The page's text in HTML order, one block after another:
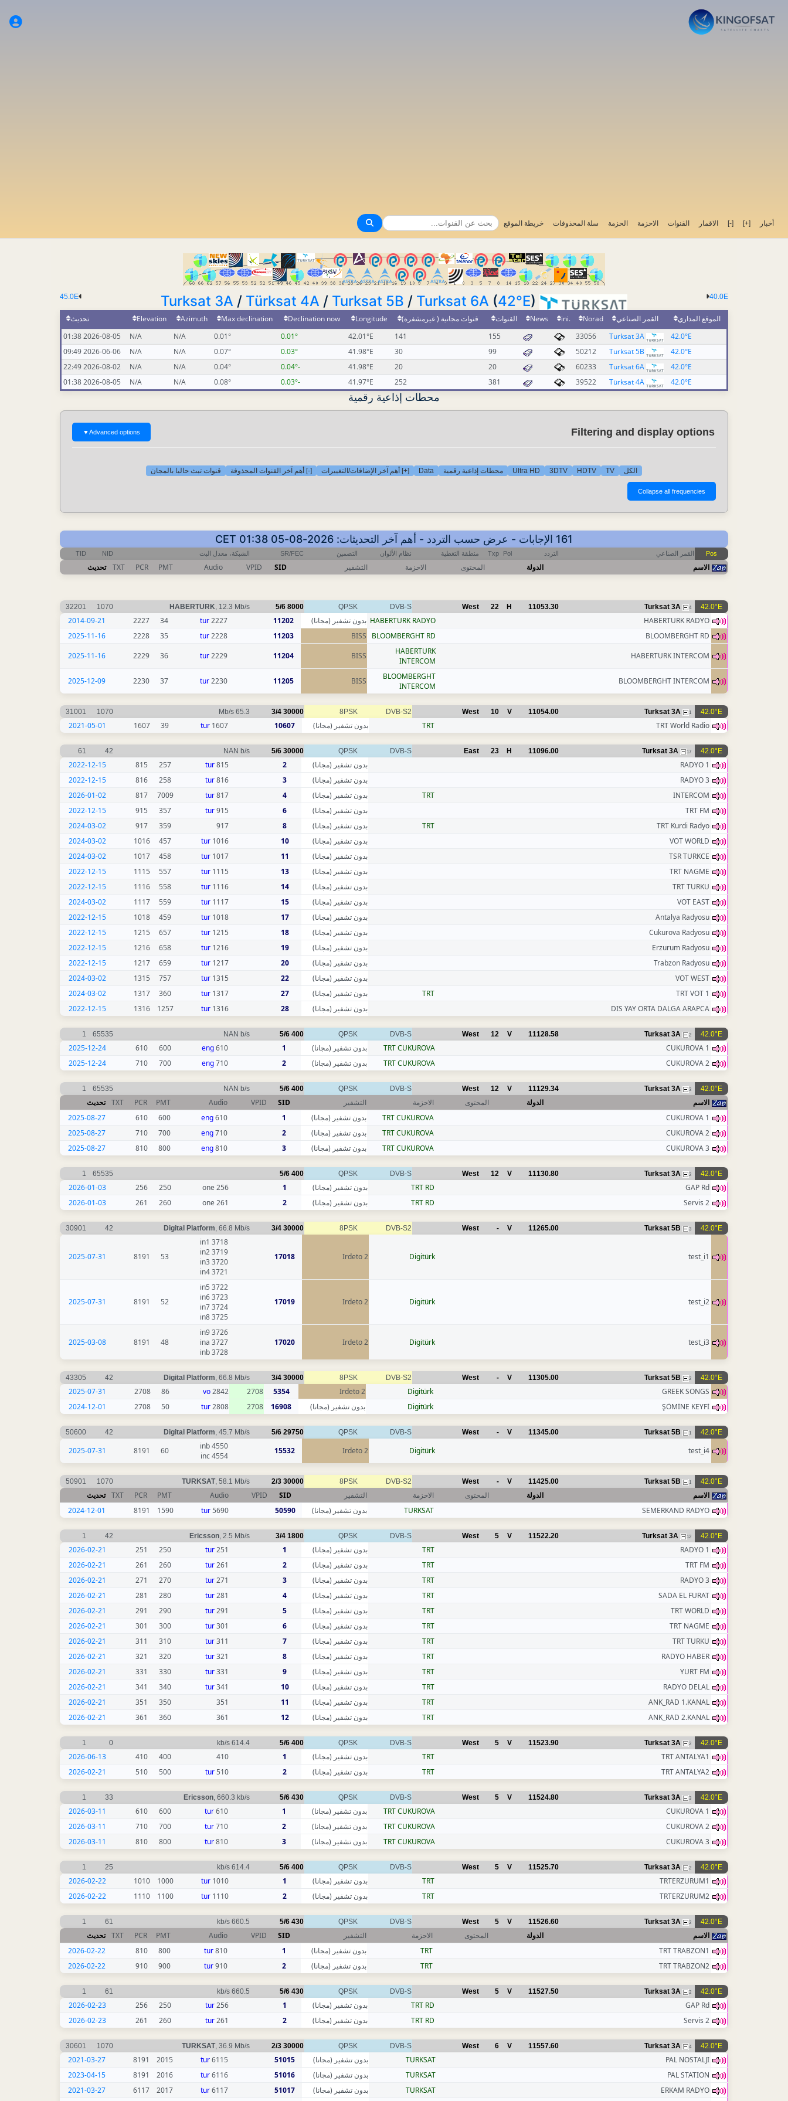
أخبار [+]
[-] الاقمار القنوات الاحزمة الحزمة سلة المحذوفات خريطة الموقع
40.0E
45.0E Turksat 3A / Türksat 4A / Turksat 5B / Turksat 6A (42°E)
الموقع المداري القمر الصناعي Norad
.ini
News القنوات قنوات مجانية ( غيرمشفرة) Longitude
Declination now
Max declination
Azimuth
Elevation
تحديث
42.0°E
Turksat 3A
33056
155
141
42.01°E
0.01°
0.01°
N/A
N/A
2026-08-05 01:38
42.0°E
Turksat 5B
50212
99
30
41.98°E
0.03°
0.07°
N/A
N/A
2026-06-06 09:49
42.0°E
Turksat 6A
60233
20
20
41.98°E
-0.04°
0.04°
N/A
N/A
2026-08-02 22:49
42.0°E
Türksat 4A
39522
381
252
41.97°E
-0.03°
0.08°
N/A
N/A
2026-08-05 01:38
محطات إذاعية رقمية
Filtering and display options
Advanced options
▼
الكل TV
HDTV
3DTV
Ultra HD محطات إذاعية رقمية Data [+] أهم آخر الإضافات/التغييرات [-] أهم آخر القنوات المحذوفة قنوات تبث حاليا بالمجان
161 الإجابات - عرض حسب التردد - أهم آخر التحديثات: 2026-08-05 01:38 CET
Pos القمر الصناعي التردد Pol
Txp منطقة التغطية نظام الألوان التضمين SR/FEC الشبكة، معدل البت NID
TID
الاسم الدولة المحتوى الاحزمة التشفير SID
VPID
Audio
PMT
PCR
TXT تحديث
42.0°E
Turksat 3A 4
11053.30
H
22
West
DVB-S
QPSK
8000
5/6
HABERTURK, 12.3 Mb/s
1070
32201
HABERTURK RADYO
HABERTURK RADYO بدون تشفير (مجانا) 11202
2227
tur
34
2227
2014-09-21
BLOOMBERGHT RD
BLOOMBERGHT RD
BISS
11203
2228
tur
35
2228
2025-11-16
HABERTURK INTERCOM
HABERTURK
INTERCOM
BISS
11204
2229
tur
36
2229
2025-11-16
BLOOMBERGHT INTERCOM
BLOOMBERGHT
INTERCOM
BISS
11205
2230
tur
37
2230
2025-12-09
42.0°E
Turksat 3A 1
11054.00
V
10
West
DVB-S2
8PSK
30000
3/4
65.3 Mb/s
1070
31001
TRT World Radio
TRT بدون تشفير (مجانا) 10607
1607
tur
39
1607
2021-05-01
42.0°E
Turksat 3A 17
11096.00
H
23
East
DVB-S
QPSK
30000
5/6
NAN b/s
42
61
RADYO 1 بدون تشفير (مجانا) 2
815
tur
257
815
2022-12-15
RADYO 3
بدون تشفير (مجانا) 3
816
tur
258
816
2022-12-15
INTERCOM
TRT بدون تشفير (مجانا) 4
817
tur
7009
817
2026-01-02
TRT FM
بدون تشفير (مجانا) 6
915
tur
357
915
2022-12-15
TRT Kurdi Radyo
TRT بدون تشفير (مجانا) 8
917
359
917
2024-03-02
VOT WORLD
بدون تشفير (مجانا) 10
1016
tur
457
1016
2024-03-02
TSR TURKCE
بدون تشفير (مجانا) 11
1017
tur
458
1017
2024-03-02
TRT NAGME
بدون تشفير (مجانا) 13
1115
tur
557
1115
2022-12-15
TRT TURKU
بدون تشفير (مجانا) 14
1116
tur
558
1116
2022-12-15
VOT EAST
بدون تشفير (مجانا) 15
1117
tur
559
1117
2024-03-02
Antalya Radyosu
بدون تشفير (مجانا) 17
1018
tur
459
1018
2022-12-15
Cukurova Radyosu
بدون تشفير (مجانا) 18
1215
tur
657
1215
2022-12-15
Erzurum Radyosu
بدون تشفير (مجانا) 19
1216
tur
658
1216
2022-12-15
Trabzon Radyosu
بدون تشفير (مجانا) 20
1217
tur
659
1217
2022-12-15
VOT WEST
بدون تشفير (مجانا) 22
1315
tur
757
1315
2024-03-02
TRT VOT 1
TRT بدون تشفير (مجانا) 27
1317
tur
360
1317
2024-03-02
DIS YAY ORTA DALGA ARAPCA
بدون تشفير (مجانا) 28
1316
tur
1257
1316
2022-12-15
42.0°E
Turksat 3A 2
11128.58
V
12
West
DVB-S
QPSK
400
5/6
NAN b/s
65535
1
CUKUROVA 1
TRT CUKUROVA بدون تشفير (مجانا) 1
610
eng
600
610
2025-12-24
CUKUROVA 2
TRT CUKUROVA بدون تشفير (مجانا) 2
710
eng
700
710
2025-12-24
42.0°E
Turksat 3A 3
11129.34
V
12
West
DVB-S
QPSK
400
5/6
NAN b/s
65535
1
الاسم الدولة المحتوى الاحزمة التشفير SID
VPID
Audio
PMT
PCR
TXT تحديث
CUKUROVA 1
TRT CUKUROVA بدون تشفير (مجانا) 1
610
eng
600
610
2025-08-27
CUKUROVA 2
TRT CUKUROVA بدون تشفير (مجانا) 2
710
eng
700
710
2025-08-27
CUKUROVA 3
TRT CUKUROVA بدون تشفير (مجانا) 3
810
eng
800
810
2025-08-27
42.0°E
Turksat 3A 2
11130.80
V
12
West
DVB-S
QPSK
400
5/6
65535
1
GAP Rd
TRT RD بدون تشفير (مجانا) 1
256 one
250
256
2026-01-03
Servis 2
TRT RD بدون تشفير (مجانا) 2
261 one
260
261
2026-01-03
42.0°E
Turksat 5B 3
11265.00
V
-
West
DVB-S2
8PSK
30000
3/4
Digital Platform, 66.8 Mb/s
42
30901
test_i1
Digitürk
Irdeto 2
17018
3718 in1
3719 in2
3720 in3
3721 in4
53
8191
2025-07-31
test_i2
Digitürk
Irdeto 2
17019
3722 in5
3723 in6
3724 in7
3725 in8
52
8191
2025-07-31
test_i3
Digitürk
Irdeto 2
17020
3726 in9
3727 ina
3728 inb
48
8191
2025-03-08
42.0°E
Turksat 5B 2
11305.00
V
-
West
DVB-S2
8PSK
30000
3/4
Digital Platform, 66.8 Mb/s
42
43305
GREEK SONGS
Digitürk
Irdeto 2
5354
2708
2842
vo
86
2708
2025-07-31
ŞÖMİNE KEYFİ
Digitürk بدون تشفير (مجانا) 16908
2708
2808
tur
50
2708
2024-12-01
42.0°E
Turksat 5B 1
11345.00
V
-
West
DVB-S
QPSK
29750
5/6
Digital Platform, 45.7 Mb/s
42
50600
test_i4
Digitürk
Irdeto 2
15532
4550 inb
4554 inc
60
8191
2025-07-31
42.0°E
Turksat 5B 1
11425.00
V
-
West
DVB-S2
8PSK
30000
2/3
TURKSAT, 58.1 Mb/s
1070
50901
الاسم الدولة المحتوى الاحزمة التشفير SID
VPID
Audio
PMT
PCR
TXT تحديث
SEMERKAND RADYO
TURKSAT بدون تشفير (مجانا) 50590
5690
tur
1590
8191
2024-12-01
42.0°E
Turksat 3A 12
11522.20
V
5
West
DVB-S
QPSK
1800
3/4
Ericsson, 2.5 Mb/s
42
1
RADYO 1
TRT بدون تشفير (مجانا) 1
251
tur
250
251
2026-02-21
TRT FM
TRT بدون تشفير (مجانا) 2
261
tur
260
261
2026-02-21
RADYO 3
TRT بدون تشفير (مجانا) 3
271
tur
270
271
2026-02-21
SADA EL FURAT
TRT بدون تشفير (مجانا) 4
281
tur
280
281
2026-02-21
TRT WORLD
TRT بدون تشفير (مجانا) 5
291
tur
290
291
2026-02-21
TRT NAGME
TRT بدون تشفير (مجانا) 6
301
tur
300
301
2026-02-21
TRT TURKU
TRT بدون تشفير (مجانا) 7
311
tur
310
311
2026-02-21
RADYO HABER
TRT بدون تشفير (مجانا) 8
321
tur
320
321
2026-02-21
YURT FM
TRT بدون تشفير (مجانا) 9
331
tur
330
331
2026-02-21
RADYO DELAL
TRT بدون تشفير (مجانا) 10
341
tur
340
341
2026-02-21
ANK_RAD 1.KANAL
TRT بدون تشفير (مجانا) 11
351
350
351
2026-02-21
ANK_RAD 2.KANAL
TRT بدون تشفير (مجانا) 12
361
360
361
2026-02-21
42.0°E
Turksat 3A 2
11523.90
V
5
West
DVB-S
QPSK
400
5/6
614.4 kb/s
0
1
TRT ANTALYA1
TRT بدون تشفير (مجانا) 1
410
400
410
2026-06-13
TRT ANTALYA2
TRT بدون تشفير (مجانا) 2
510
tur
500
510
2026-02-21
42.0°E
Turksat 3A 3
11524.80
V
5
West
DVB-S
QPSK
430
5/6
Ericsson, 660.3 kb/s
33
1
CUKUROVA 1
TRT CUKUROVA بدون تشفير (مجانا) 1
610
tur
600
610
2026-03-11
CUKUROVA 2
TRT CUKUROVA بدون تشفير (مجانا) 2
710
tur
700
710
2026-03-11
CUKUROVA 3
TRT CUKUROVA بدون تشفير (مجانا) 3
810
tur
800
810
2026-03-11
42.0°E
Turksat 3A 2
11525.70
V
5
West
DVB-S
QPSK
400
5/6
614.4 kb/s
25
1
TRTERZURUM1
TRT بدون تشفير (مجانا) 1
1010
tur
1000
1010
2026-02-22
TRTERZURUM2
TRT بدون تشفير (مجانا) 2
1110
tur
1100
1110
2026-02-22
42.0°E
Turksat 3A 2
11526.60
V
5
West
DVB-S
QPSK
430
5/6
660.5 kb/s
61
1
الاسم الدولة المحتوى الاحزمة التشفير SID
VPID
Audio
PMT
PCR
TXT تحديث
TRT TRABZON1
TRT بدون تشفير (مجانا) 1
810
tur
800
810
2026-02-22
TRT TRABZON2
TRT بدون تشفير (مجانا) 2
910
tur
900
910
2026-02-22
42.0°E
Turksat 3A 2
11527.50
V
5
West
DVB-S
QPSK
430
5/6
660.5 kb/s
61
1
GAP Rd
TRT RD بدون تشفير (مجانا) 1
256
tur
250
256
2026-02-23
Servis 2
TRT RD بدون تشفير (مجانا) 2
261
tur
260
261
2026-02-23
42.0°E
Turksat 3A 4
11557.60
V
6
West
DVB-S
QPSK
30000
2/3
TURKSAT, 36.9 Mb/s
1070
30601
PAL NOSTALJI
TURKSAT بدون تشفير (مجانا) 51015
6115
tur
2015
8191
2021-03-27
PAL STATION
TURKSAT بدون تشفير (مجانا) 51016
6116
tur
2016
8191
2023-04-15
ERKAM RADYO
TURKSAT بدون تشفير (مجانا) 51017
6117
tur
2017
6117
2021-03-27